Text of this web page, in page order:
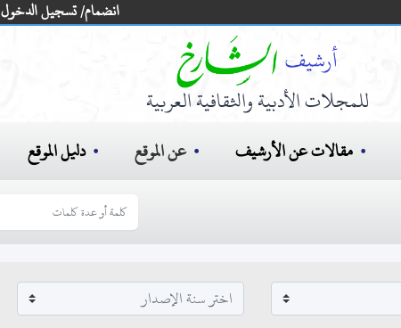
انضمام/ تسجيل الدخول
للمجلات الأدبية والثقافية العربية
مقالات عن الأرشيف عن الموقع دليل الموقع